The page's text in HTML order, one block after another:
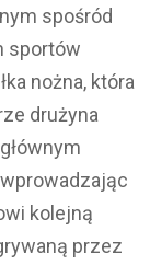
spośród
sportów
nożna, która
drużyna
kolejną
przez